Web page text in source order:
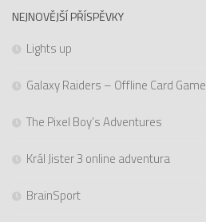
NEJNOVĚJŠÍ PŘÍSPĚVKY
Lights up
Galaxy Raiders – Offline Card Game
The Pixel Boy’s Adventures
Král Jister 3 online adventura
BrainSport